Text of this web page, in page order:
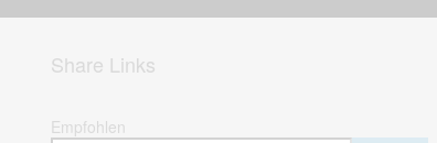
Share Links
Empfohlen